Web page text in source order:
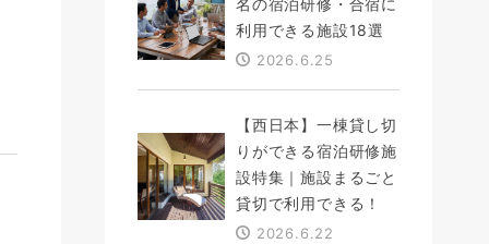
名の宿泊研修・合宿に
利用できる施設18選
2026.6.25
【西日本】一棟貸し切
りができる宿泊研修施
設特集｜施設まるごと
貸切で利用できる！
2026.6.22